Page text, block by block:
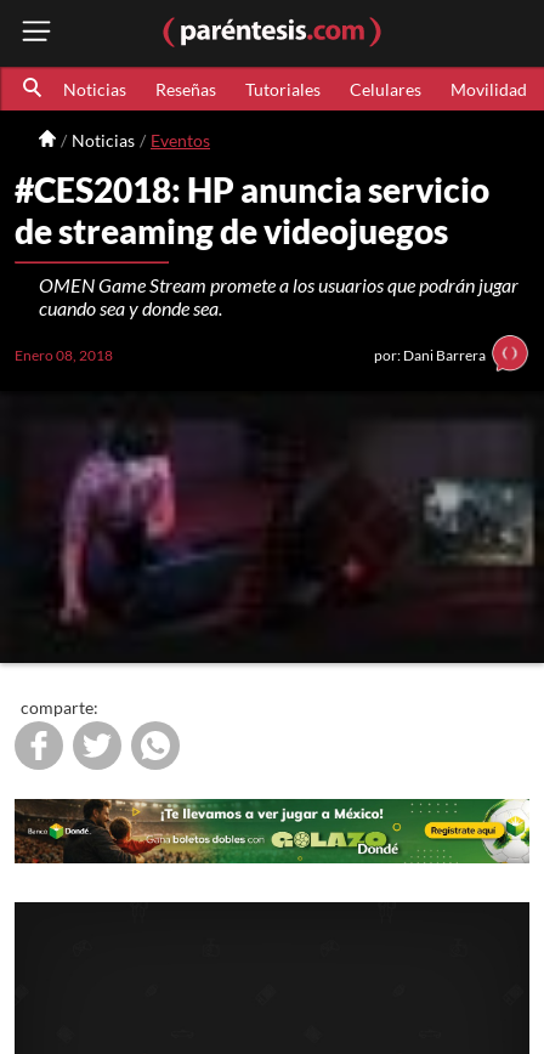
Noticias Reseñas Tutoriales Celulares Movilidad
Noticias Eventos
#CES2018: HP anuncia servicio
de streaming de videojuegos
OMEN Game Stream promete a los usuarios que podrán jugar
cuando sea y donde sea.
Enero 08, 2018 por: Dani Barrera
comparte: